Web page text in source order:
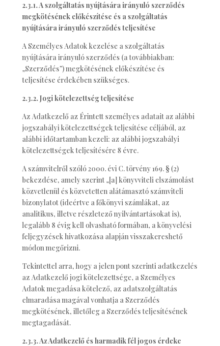
2.3.1. A szolgáltatás nyújtására irányuló szerződés
megkötésének előkészítése és a szolgáltatás
nyújtására irányuló szerződés teljesítése
A Személyes Adatok kezelése a szolgáltatás
nyújtására irányuló szerződés (a továbbiakban:
„Szerződés”) megkötésének előkészítése és
teljesítése érdekében szükséges.
2.3.2. Jogi kötelezettség teljesítése
Az Adatkezelő az Érintett személyes adatait az alábbi
jogszabályi kötelezettségek teljesítése céljából, az
alábbi időtartamban kezeli: az alábbi jogszabályi
kötelezettségek teljesítésére 8 évre.
A számvitelről szóló 2000. évi C. törvény 169. § (2)
bekezdése, amely szerint „[a] könyvviteli elszámolást
közvetlenül és közvetetten alátámasztó számviteli
bizonylatot (ideértve a főkönyvi számlákat, az
analitikus, illetve részletező nyilvántartásokat is),
legalább 8 évig kell olvasható formában, a könyvelési
feljegyzések hivatkozása alapján visszakereshető
módon megőrizni.
Tekintettel arra, hogy a jelen pont szerinti adatkezelés
az Adatkezelő jogi kötelezettsége, a Személyes
Adatok megadása kötelező, az adatszolgáltatás
elmaradása magával vonhatja a Szerződés
megkötésének, illetőleg a Szerződés teljesítésének
megtagadását.
2.3.3. Az Adatkezelő és harmadik fél jogos érdeke